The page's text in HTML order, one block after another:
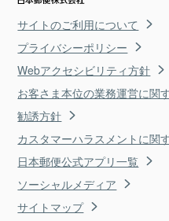
サイトのご利用について
プライバシーポリシー
Webアクセシビリティ方針
お客さま本位の業務運営に関
勧誘方針
カスタマーハラスメントに関
日本郵便公式アプリ一覧
ソーシャルメディア
サイトマップ